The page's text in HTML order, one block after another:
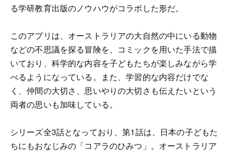
る学研教育出版のノウハウがコラボした形だ。
このアプリは、オーストラリアの大自然の中にいる動物
などの不思議を探る冒険を、コミックを用いた手法で描
いており、科学的な内容を子どもたちが楽しみながら学
べるようになっている。また、学習的な内容だけでな
く、仲間の大切さ、思いやりの大切さも伝えたいという
両者の思いも加味している。
シリーズ全3話となっており、第1話は、日本の子どもた
ちにもおなじみの「コアラのひみつ」。オーストラリア